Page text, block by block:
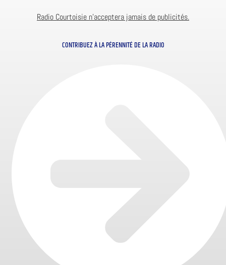
Radio Courtoisie n’acceptera jamais de publicités.
CONTRIBUEZ À LA PÉRENNITÉ DE LA RADIO